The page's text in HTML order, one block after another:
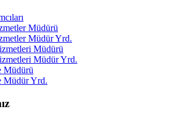
Müdürü
Müdür Yrd.
Müdürü
Müdür Yrd.
Müdürü
Müdür Yrd.